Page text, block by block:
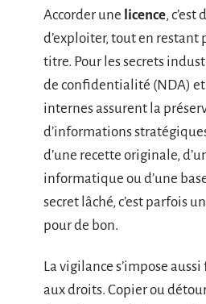
Accorder une licence,
d’exploiter, tout en
titre. Pour les secrets
de confidentialité (NDA) et
internes assurent la
d’informations
d’une recette originale,
informatique ou d’une
secret lâché, c’est parfois
pour de bon.
La vigilance s’impose
aux droits. Copier ou